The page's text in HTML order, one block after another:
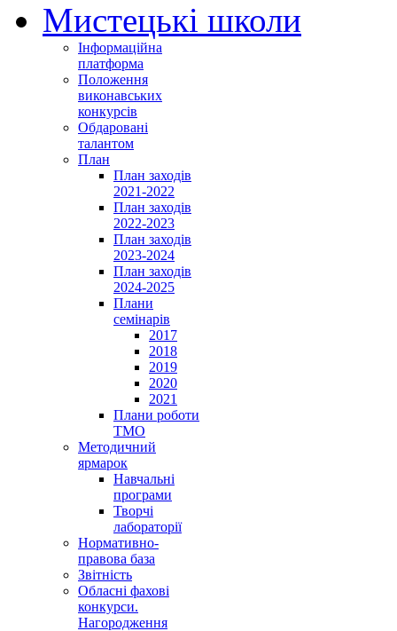
Мистецькі школи
Інформаційна
платформа
Положення
виконавських
конкурсів
Обдаровані
талантом
План
План заходів
2021-2022
План заходів
2022-2023
План заходів
2023-2024
План заходів
2024-2025
Плани
семінарів
2017
2018
2019
2020
2021
Плани роботи
ТМО
Методичний
ярмарок
Навчальні
програми
Творчі
лабораторії
Нормативно-
правова база
Звітність
Обласні фахові
конкурси.
Нагородження